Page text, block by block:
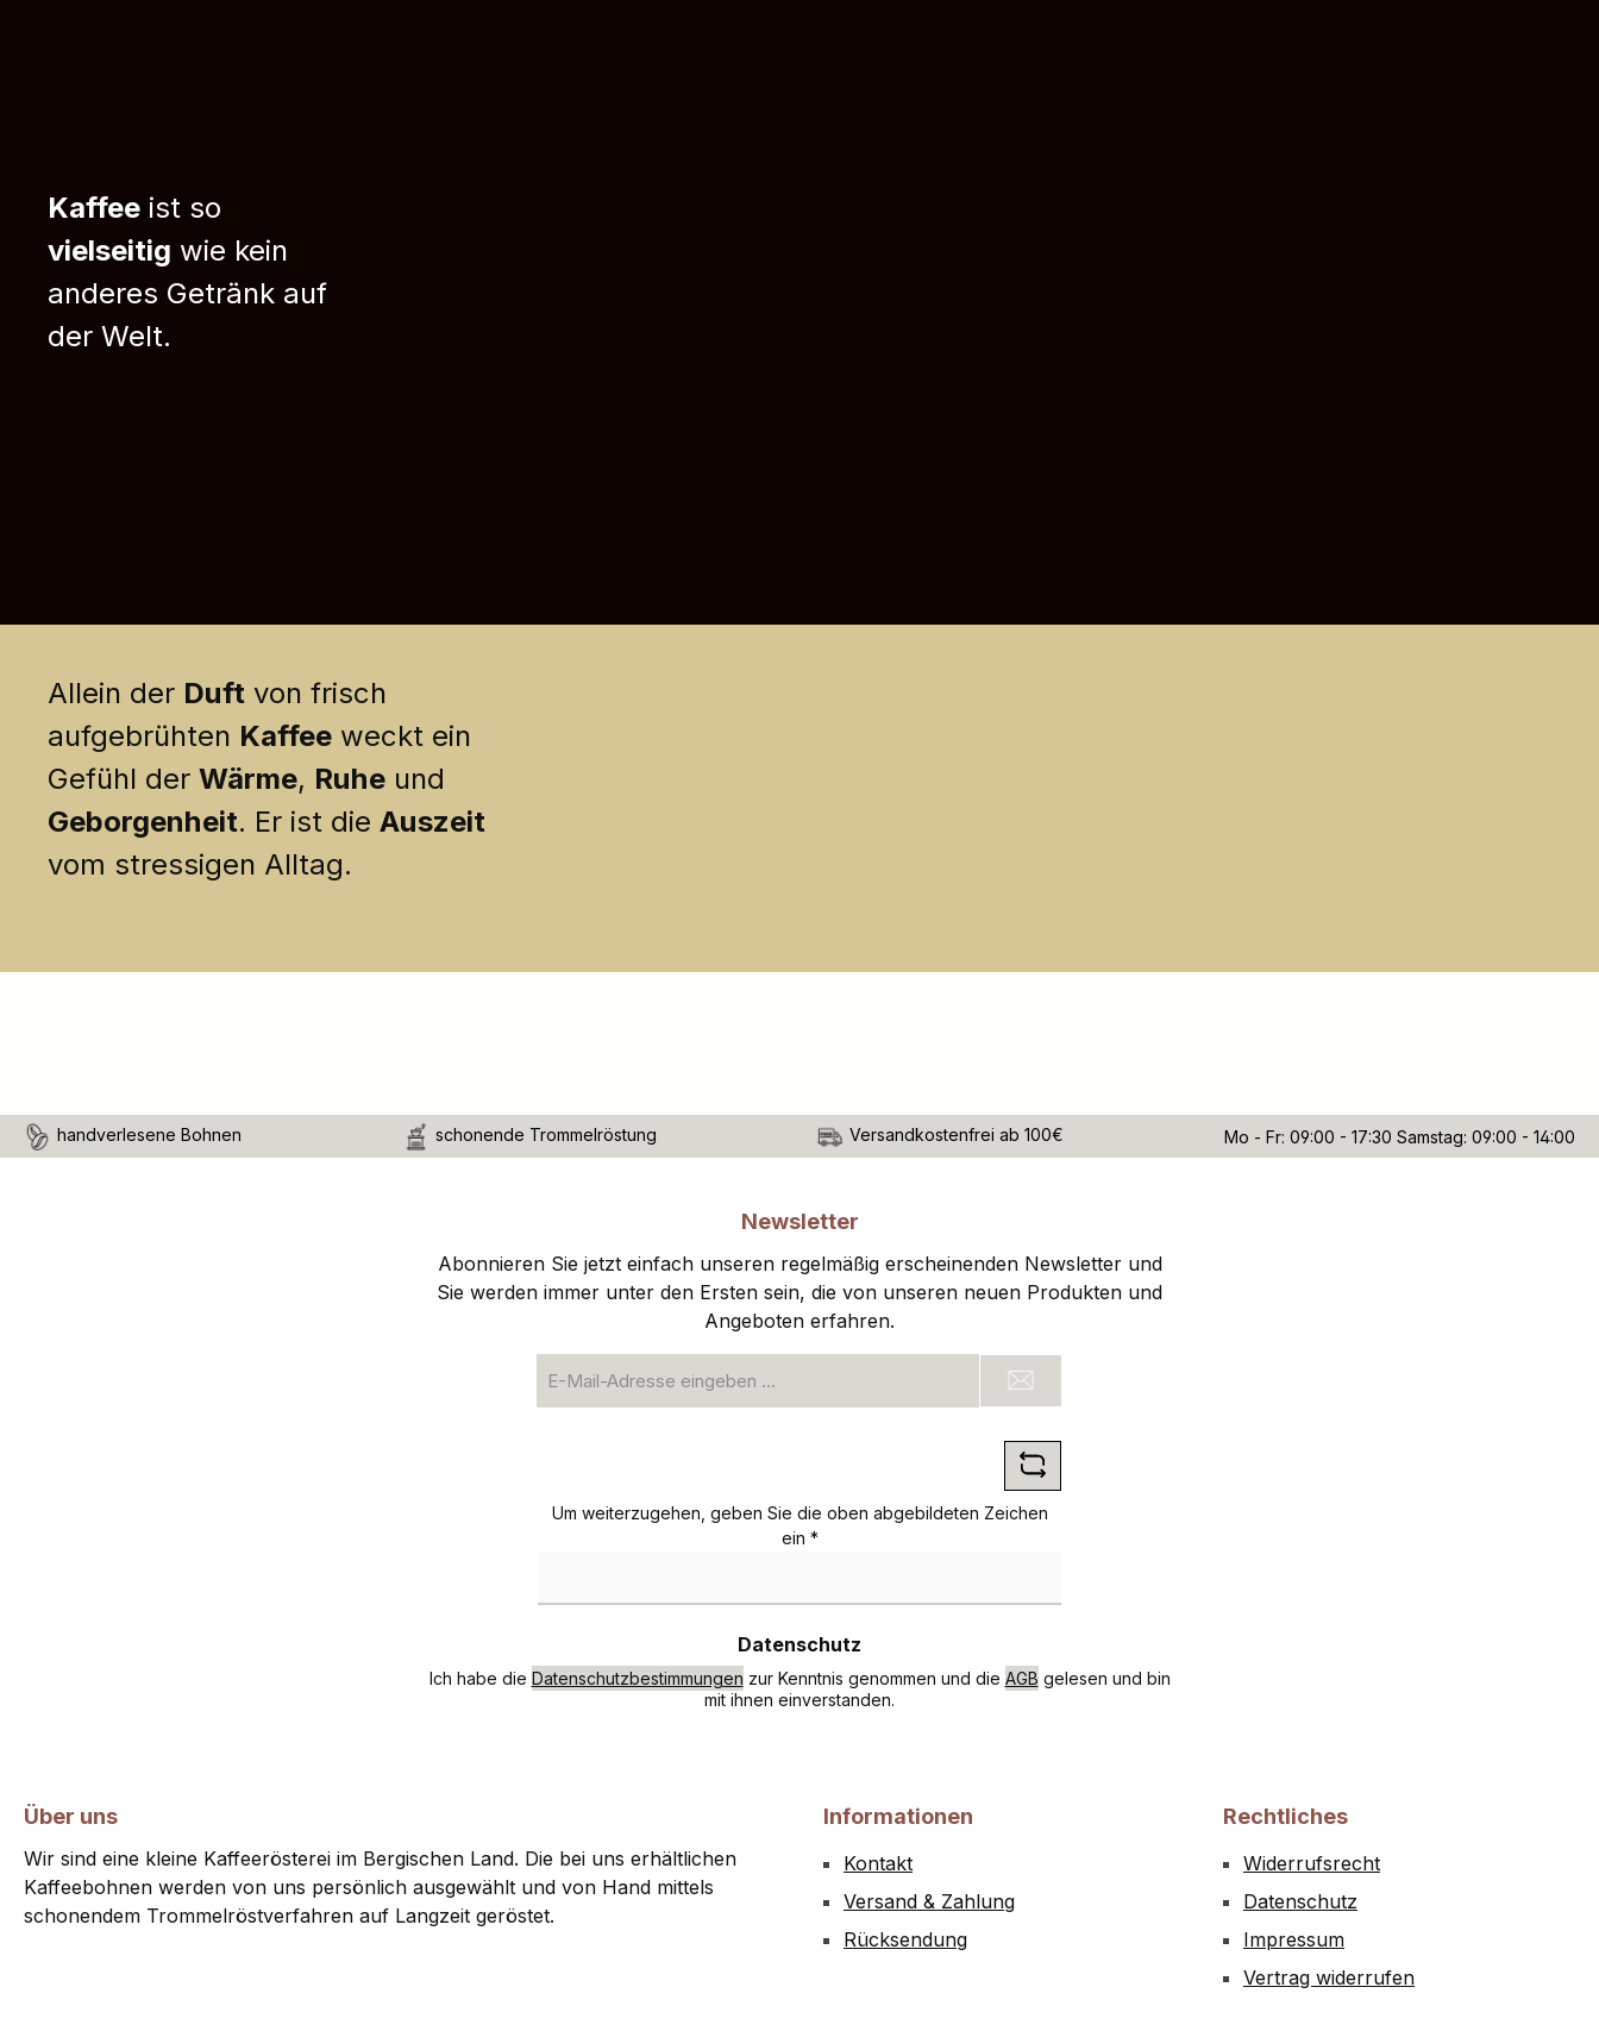
Kaffee ist so
vielseitig wie kein
anderes Getränk auf
der Welt.
Allein der Duft von frisch
aufgebrühten Kaffee weckt ein
Gefühl der Wärme, Ruhe und
Geborgenheit. Er ist die Auszeit
vom stressigen Alltag.
handverlesene Bohnen schonende Trommelröstung Versandkostenfrei ab 100€ Mo - Fr: 09:00 - 17:30 Samstag: 09:00 - 14:00
Newsletter
Abonnieren Sie jetzt einfach unseren regelmäßig erscheinenden Newsletter und
Sie werden immer unter den Ersten sein, die von unseren neuen Produkten und
Angeboten erfahren.
Mail-
Um weiterzugehen, geben Sie die oben abgebildeten Zeichen
ein *
Datenschutz
Ich habe die Datenschutzbestimmungen zur Kenntnis genommen und die AGB gelesen und bin
mit ihnen einverstanden.
Über uns
Wir sind eine kleine Kaffeerösterei im Bergischen Land. Die bei uns erhältlichen
Kaffeebohnen werden von uns persönlich ausgewählt und von Hand mittels
schonendem Trommelröstverfahren auf Langzeit geröstet.
Informationen
Kontakt
Versand & Zahlung
Rücksendung
Rechtliches
Widerrufsrecht
Datenschutz
Impressum
Vertrag widerrufen